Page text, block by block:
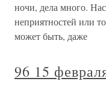
ночи, дела много.
неприятностей или
может быть, даже
96 15